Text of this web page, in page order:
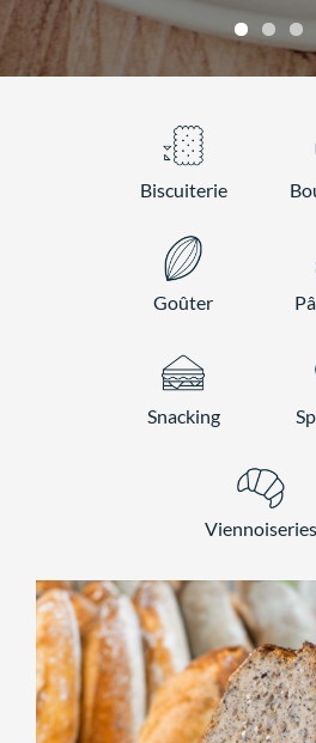
Biscuiterie
Goûter
Snacking
Viennoiseries